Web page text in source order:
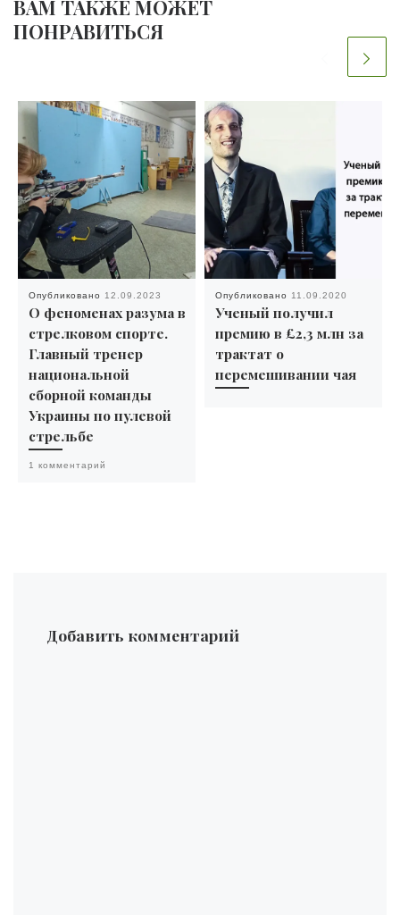
ВАМ ТАКЖЕ МОЖЕТ
ПОНРАВИТЬСЯ
Опубликовано 12.09.2023
О феноменах разума в
стрелковом спорте.
Главный тренер
национальной
сборной команды
Украины по пулевой
стрельбе
1 комментарий
Опубликовано 11.09.2020
Ученый получил
премию в £2,3 млн за
трактат о
перемешивании чая
Добавить комментарий